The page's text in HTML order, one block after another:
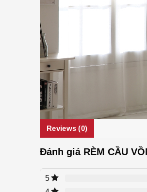
Reviews (0)
Đánh giá RÈM CẦU
5